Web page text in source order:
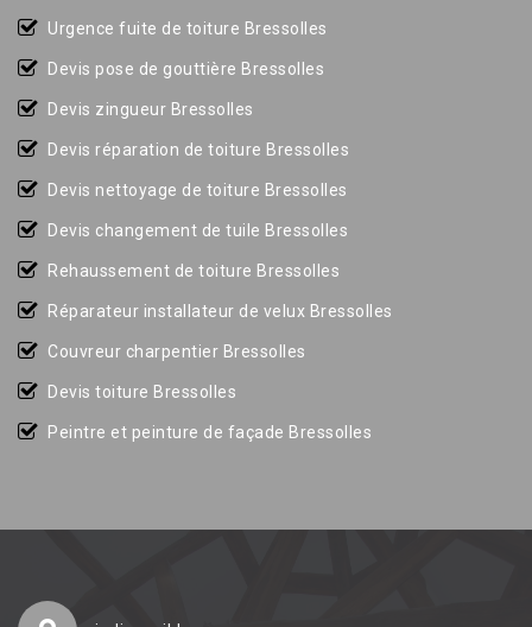
Urgence fuite de toiture Bressolles
Devis pose de gouttière Bressolles
Devis zingueur Bressolles
Devis réparation de toiture Bressolles
Devis nettoyage de toiture Bressolles
Devis changement de tuile Bressolles
Rehaussement de toiture Bressolles
Réparateur installateur de velux Bressolles
Couvreur charpentier Bressolles
Devis toiture Bressolles
Peintre et peinture de façade Bressolles